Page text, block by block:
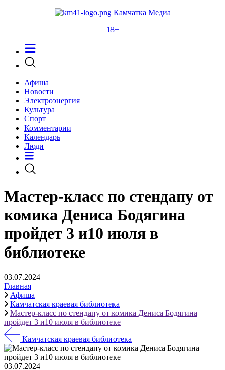
Камчатка Медиа
18+
Афиша
Новости
Электроэнергия
Культура
Спорт
Комментарии
Календарь
Люди
Мастер-класс по стендапу от
комика Дениса Бодягина
пройдет 3 и10 июля в
библиотеке
03.07.2024
Главная
Афиша
Камчатская краевая библиотека
Мастер-класс по стендапу от комика Дениса Бодягина
пройдет 3 и10 июля в библиотеке
Камчатская краевая библиотека
03.07.2024